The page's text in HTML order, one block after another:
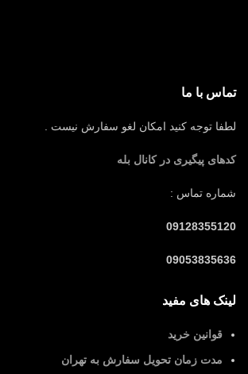
تماس با ما
لطفا توجه کنید امکان لغو سفارش نیست .
کدهای پیگیری در کانال بله
شماره تماس :
09128355120
09053835636
لینک های مفید
قوانین خرید
مدت زمان تحویل سفارش به تهران